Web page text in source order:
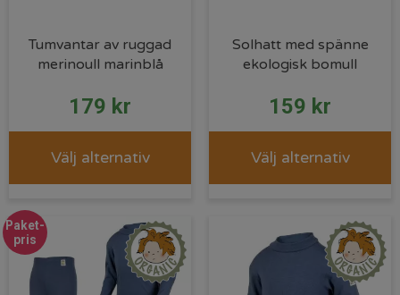
Tumvantar av ruggad
merinoull marinblå
179 kr
Välj alternativ
Solhatt med spänne
ekologisk bomull
159 kr
Välj alternativ
Paket-
pris